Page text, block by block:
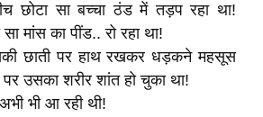
छोटा सा बच्चा ठंड में तड़प रहा था!
मांस का पींड.. रो रहा था!
छाती पर हाथ रखकर धड़कने महसूस
उसका शरीर शांत हो चुका था!
भी आ रही थी!